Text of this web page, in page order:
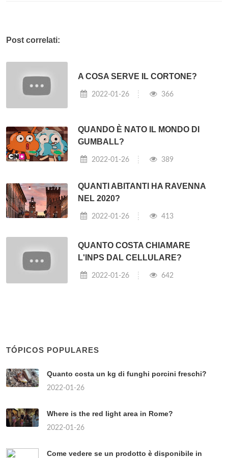
Post correlati:
A COSA SERVE IL CORTONE?
2022-01-26 366
QUANDO È NATO IL MONDO DI
GUMBALL?
2022-01-26 389
QUANTI ABITANTI HA RAVENNA
NEL 2020?
2022-01-26 413
QUANTO COSTA CHIAMARE
L'INPS DAL CELLULARE?
2022-01-26 642
TÓPICOS POPULARES
Quanto costa un kg di funghi porcini freschi?
2022-01-26
Where is the red light area in Rome?
2022-01-26
Come vedere se un prodotto è disponibile in